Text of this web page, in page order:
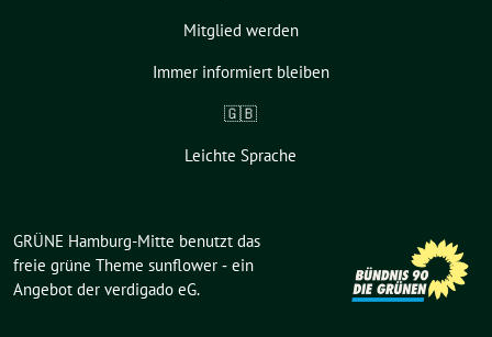
Mitglied werden
Immer informiert bleiben
🇬🇧
Leichte Sprache
GRÜNE Hamburg-Mitte benutzt das
freie grüne Theme sunflower ‐ ein
Angebot der verdigado eG.